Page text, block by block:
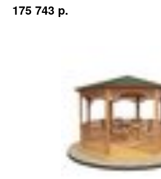
175 743 p.